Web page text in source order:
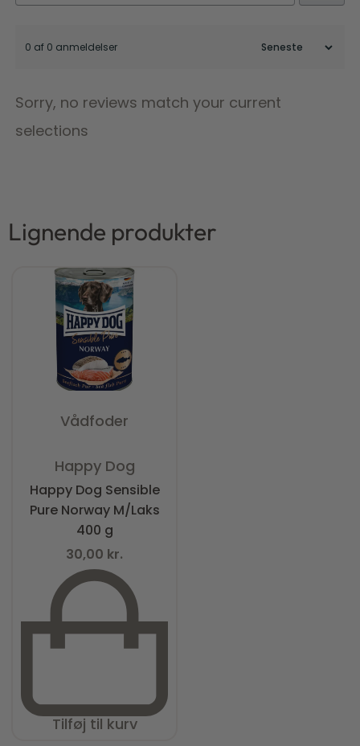
0 af 0 anmeldelser
Sorry, no reviews match your current
selections
Lignende produkter
Vådfoder
Happy Dog
Happy Dog Sensible
Pure Norway M/Laks
400 g
30,00 kr.
Tilføj til kurv